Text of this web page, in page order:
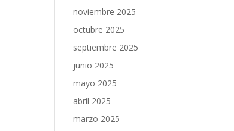
noviembre 2025
octubre 2025
septiembre 2025
junio 2025
mayo 2025
abril 2025
marzo 2025